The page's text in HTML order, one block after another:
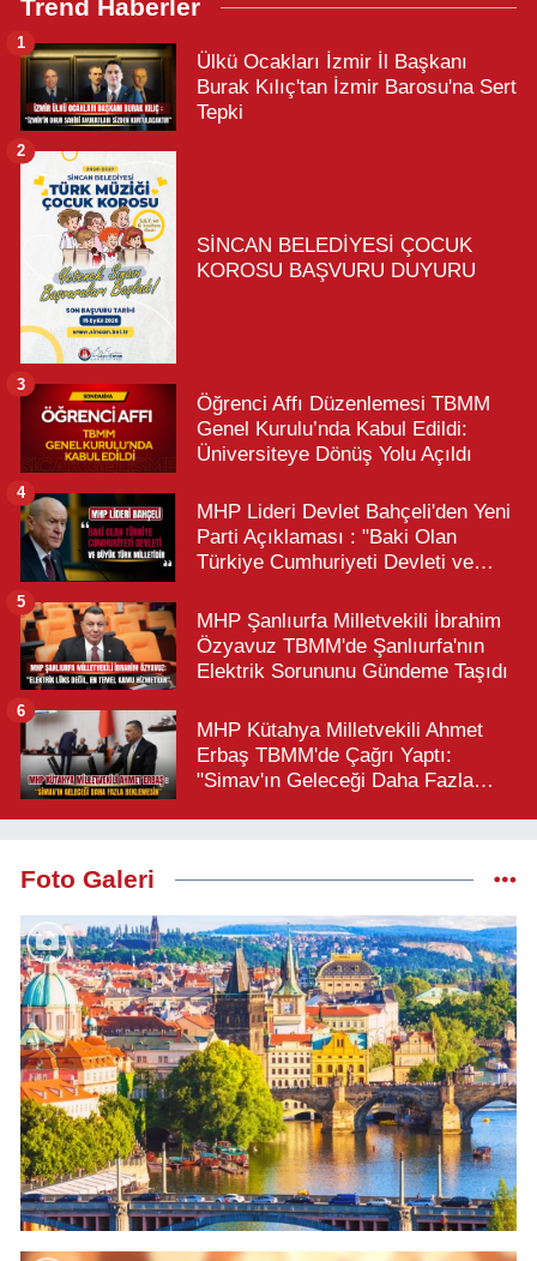
Trend Haberler
Ülkü Ocakları İzmir İl Başkanı
Burak Kılıç'tan İzmir Barosu'na Sert
Tepki
1
SİNCAN BELEDİYESİ ÇOCUK
KOROSU BAŞVURU DUYURU
2
Öğrenci Affı Düzenlemesi TBMM
Genel Kurulu’nda Kabul Edildi:
Üniversiteye Dönüş Yolu Açıldı
3
MHP Lideri Devlet Bahçeli'den Yeni
Parti Açıklaması : "Baki Olan
Türkiye Cumhuriyeti Devleti ve
4
MHP Şanlıurfa Milletvekili İbrahim
Özyavuz TBMM'de Şanlıurfa'nın
Elektrik Sorununu Gündeme Taşıdı
5
MHP Kütahya Milletvekili Ahmet
Erbaş TBMM'de Çağrı Yaptı:
"Simav'ın Geleceği Daha Fazla
6
Foto Galeri